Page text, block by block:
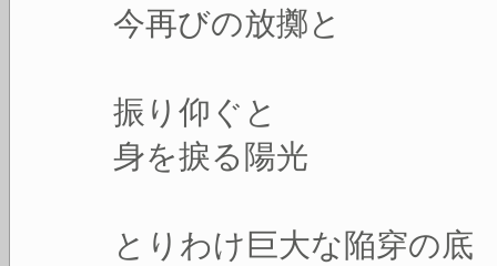
今再びの放擲と
振り仰ぐと
身を捩る陽光
とりわけ巨大な陥穿の底